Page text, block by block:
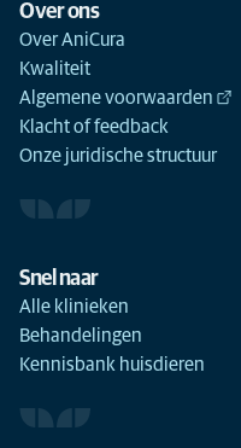
Over ons
Over AniCura
Kwaliteit
Algemene voorwaarden
Klacht of feedback
Onze juridische structuur
Snel naar
Alle klinieken
Behandelingen
Kennisbank huisdieren